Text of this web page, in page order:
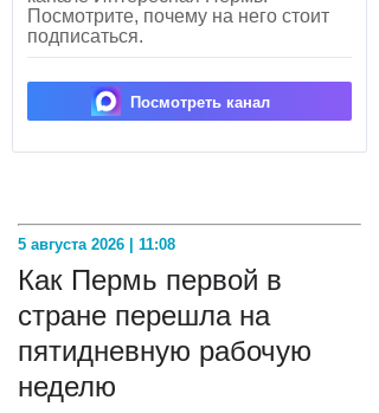
Посмотрите, почему на него стоит
подписаться.
Посмотреть канал
5 августа 2026 | 11:08
Как Пермь первой в
стране перешла на
пятидневную рабочую
неделю